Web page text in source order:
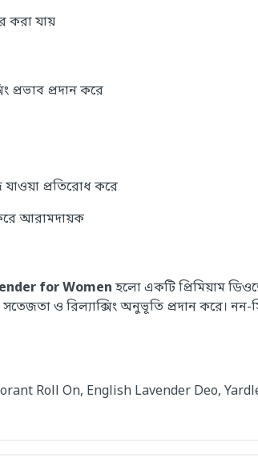
করা যায়
প্রভাব প্রদান করে
যাওয়া প্রতিরোধ করে
আরামদায়ক
for Women হলো একটি প্রিমিয়াম
সতেজতা ও রিল্যাক্সিং অনুভূতি প্রদান করে।
Roll On, English Lavender Deo,